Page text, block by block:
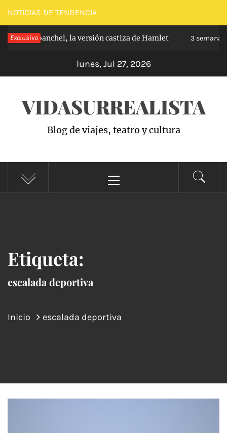
Saltar
al
contenido
NOTICIAS DE TENDENCIA
Exclusivo
de Carabanchel, la versión castiza de Hamlet 3 semanas
lunes, Jul 27, 2026
VIDASURREALISTA
Blog de viajes, teatro y cultura
principal
Etiqueta:
escalada deportiva
Inicio escalada deportiva